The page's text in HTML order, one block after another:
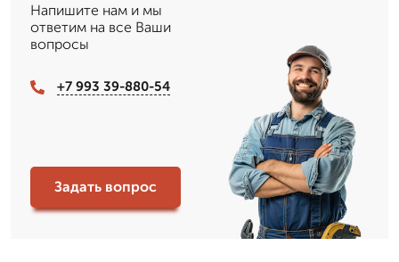
Напишите нам и мы
ответим на все Ваши
вопросы
+7 993 39-880-54
Задать вопрос